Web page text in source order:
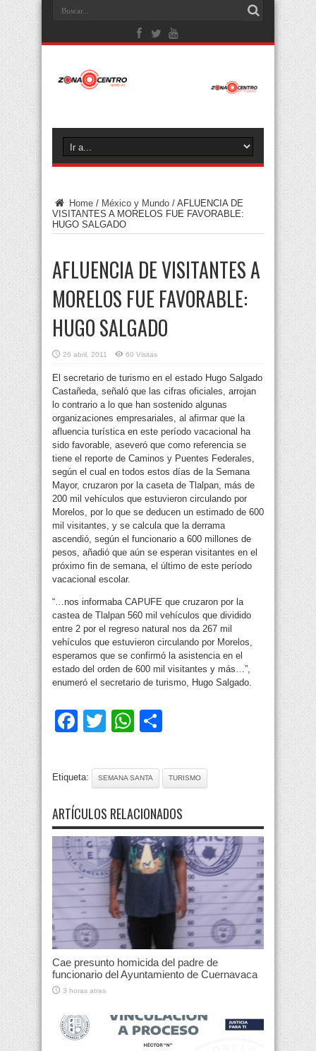
Home / México y Mundo / AFLUENCIA DE
VISITANTES A MORELOS FUE FAVORABLE:
HUGO SALGADO
AFLUENCIA DE VISITANTES A
MORELOS FUE FAVORABLE:
HUGO SALGADO
26 abril, 2011 60 Visitas
El secretario de turismo en el estado Hugo Salgado
Castañeda, señaló que las cifras oficiales, arrojan
lo contrario a lo que han sostenido algunas
organizaciones empresariales, al afirmar que la
afluencia turística en este período vacacional ha
sido favorable, aseveró que como referencia se
tiene el reporte de Caminos y Puentes Federales,
según el cual en todos estos días de la Semana
Mayor, cruzaron por la caseta de Tlalpan, más de
200 mil vehículos que estuvieron circulando por
Morelos, por lo que se deducen un estimado de 600
mil visitantes, y se calcula que la derrama
ascendió, según el funcionario a 600 millones de
pesos, añadió que aún se esperan visitantes en el
próximo fin de semana, el último de este período
vacacional escolar.
“…nos informaba CAPUFE que cruzaron por la
castea de Tlalpan 560 mil vehículos que dividido
entre 2 por el regreso natural nos da 267 mil
vehículos que estuvieron circulando por Morelos,
esperamos que se confirmó la asistencia en el
estado del orden de 600 mil visitantes y más…”,
enumeró el secretario de turismo, Hugo Salgado.
Facebook
TwitterWhatsApp
Etiqueta: SEMANA SANTA TURISMO
ARTÍCULOS RELACIONADOS
Cae presunto homicida del padre de
funcionario del Ayuntamiento de Cuernavaca
3 horas atras